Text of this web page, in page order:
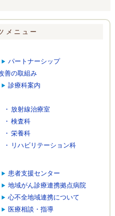
メニュー
パートナーシップ
善の取組み
診療科案内
放射線治療室
検査科
栄養科
リハビリテーション科
患者支援センター
地域がん診療連携拠点病院
心不全地域連携について
医療相談・指導